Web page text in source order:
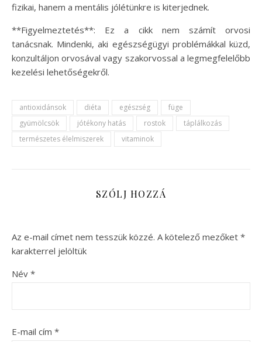
fizikai, hanem a mentális jólétünkre is kiterjednek.
**Figyelmeztetés**: Ez a cikk nem számít orvosi
tanácsnak. Mindenki, aki egészségügyi problémákkal küzd,
konzultáljon orvosával vagy szakorvossal a legmegfelelőbb
kezelési lehetőségekről.
antioxidánsok diéta egészség
füge
gyümölcsök
jótékony hatás rostok
táplálkozás
természetes élelmiszerek
vitaminok
SZÓLJ HOZZÁ
Az e-mail címet nem tesszük közzé. A kötelező mezőket *
karakterrel jelöltük
Név *
E-mail cím *